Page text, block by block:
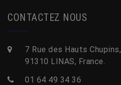
CONTACTEZ NOUS
7 Rue des Hauts Chupins,
91310 LINAS, France.
01 64 49 34 36